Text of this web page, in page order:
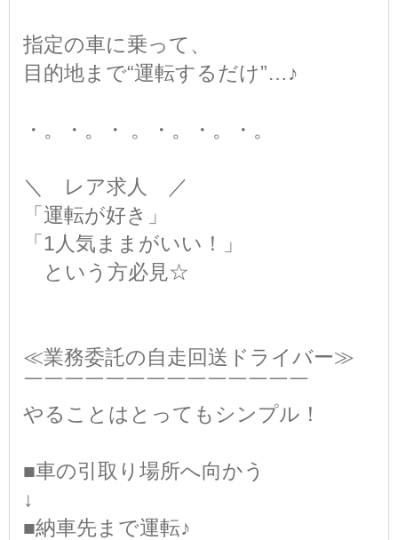
指定の車に乗って、
目的地まで“運転するだけ”…♪
・。・。・ 。・。・。・。
＼ レア求人 ／
「運転が好き」
「1人気ままがいい！」
という方必見☆
≪業務委託の自走回送ドライバー≫
￣￣￣￣￣￣￣￣￣￣￣￣￣￣
やることはとってもシンプル！
■車の引取り場所へ向かう
↓
■納車先まで運転♪